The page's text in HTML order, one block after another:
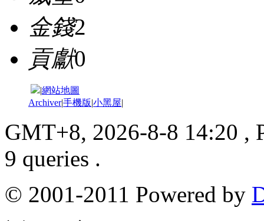
金錢2
貢獻0
|網站地圖
Archiver|手機版|小黑屋|
GMT+8, 2026-8-8 14:20 ,
9 queries .
© 2001-2011 Powered by